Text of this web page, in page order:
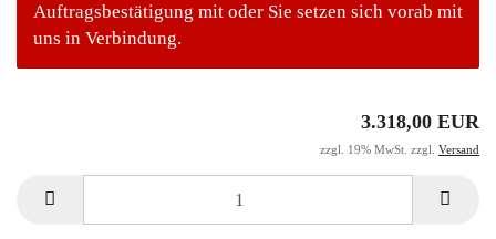
Auftragsbestätigung mit oder Sie setzen sich vorab mit
uns in Verbindung.
3.318,00 EUR
zzgl. 19% MwSt. zzgl. Versand